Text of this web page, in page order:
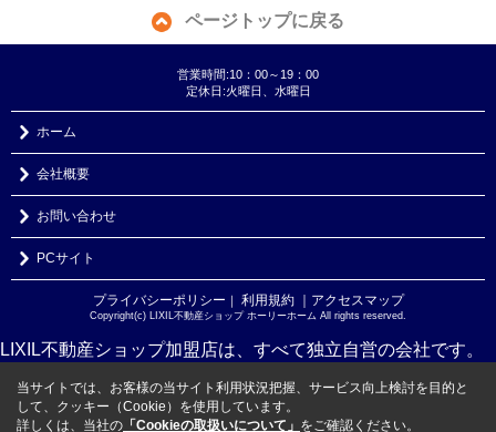
ページトップに戻る
営業時間:10：00～19：00
定休日:火曜日、水曜日
ホーム
会社概要
お問い合わせ
PCサイト
プライバシーポリシー ｜ 利用規約 ｜アクセスマップ
Copyright(c) LIXIL不動産ショップ ホーリーホーム All rights reserved.
LIXIL不動産ショップ加盟店は、すべて独立自営の会社です。
当サイトでは、お客様の当サイト利用状況把握、サービス向上検討を目的と
して、クッキー（Cookie）を使用しています。
詳しくは、当社の 「Cookieの取扱いについて」 をご確認ください。